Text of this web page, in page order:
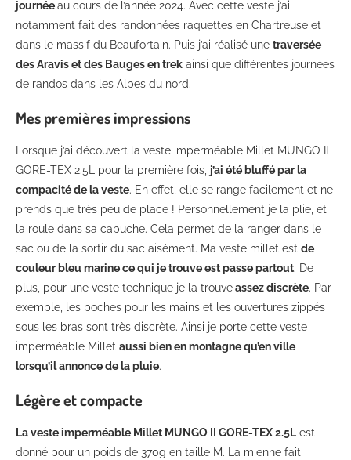
journéeau cours de l’année 2024. Avec cette veste j’ai
notamment fait des randonnées raquettes en Chartreuse et
dans le massif du Beaufortain. Puis j’ai réalisé une traversée
des Aravis et des Bauges en trek ainsi que différentes journées
de randos dans les Alpes du nord.
Mes premières impressions
Lorsque j’ai découvert la veste imperméable Millet MUNGO II
GORE-TEX 2.5L pour la première fois, j’ai été bluffé par la
compacité de la veste. En effet, elle se range facilement et ne
prends que très peu de place ! Personnellement je la plie, et
la roule dans sa capuche. Cela permet de la ranger dans le
sac ou de la sortir du sac aisément. Ma veste millet est de
couleur bleu marine ce qui je trouve est passe partout. De
plus, pour une veste technique je la trouveassez discrète. Par
exemple, les poches pour les mains et les ouvertures zippés
sous les bras sont très discrète. Ainsi je porte cette veste
imperméable Millet aussi bien en montagne qu’en ville
lorsqu’il annonce de la pluie.
Légère et compacte
La veste imperméable Millet MUNGO II GORE-TEX 2.5L est
donné pour un poids de 370g en taille M. La mienne fait